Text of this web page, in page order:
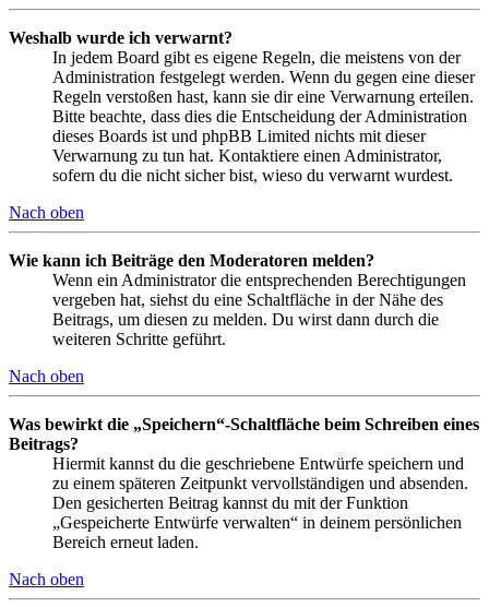
Weshalb wurde ich verwarnt?
In jedem Board gibt es eigene Regeln, die meistens von der
Administration festgelegt werden. Wenn du gegen eine dieser
Regeln verstoßen hast, kann sie dir eine Verwarnung erteilen.
Bitte beachte, dass dies die Entscheidung der Administration
dieses Boards ist und phpBB Limited nichts mit dieser
Verwarnung zu tun hat. Kontaktiere einen Administrator,
sofern du die nicht sicher bist, wieso du verwarnt wurdest.
Nach oben
Wie kann ich Beiträge den Moderatoren melden?
Wenn ein Administrator die entsprechenden Berechtigungen
vergeben hat, siehst du eine Schaltfläche in der Nähe des
Beitrags, um diesen zu melden. Du wirst dann durch die
weiteren Schritte geführt.
Nach oben
Was bewirkt die „Speichern“-Schaltfläche beim Schreiben eines
Beitrags?
Hiermit kannst du die geschriebene Entwürfe speichern und
zu einem späteren Zeitpunkt vervollständigen und absenden.
Den gesicherten Beitrag kannst du mit der Funktion
„Gespeicherte Entwürfe verwalten“ in deinem persönlichen
Bereich erneut laden.
Nach oben